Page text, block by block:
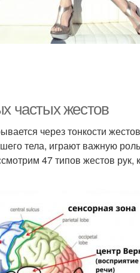
частых жестов
через тонкости
тела, играют важную
47 типов жестов рук,